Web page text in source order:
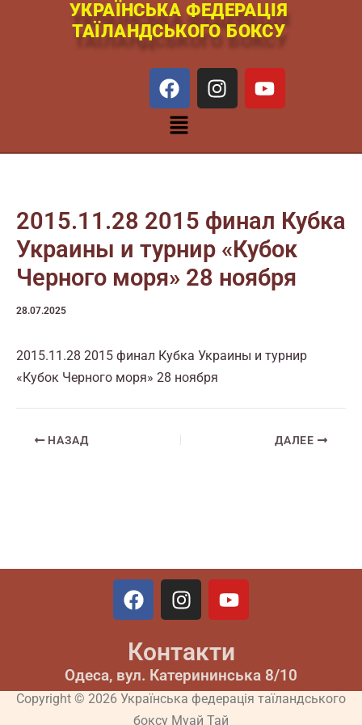
УКРАЇНСЬКА ФЕДЕРАЦІЯ
ТАЇЛАНДСЬКОГО БОКСУ
a
c
e
b
o
n
s
g
m
o
u
b
Меню
2015.11.28 2015 финал Кубка
Украины и турнир «Кубок
Черного моря» 28 ноября
28.07.2025
2015.11.28 2015 финал Кубка Украины и турнир
«Кубок Черного моря» 28 ноября
НАЗАД ДАЛЕЕ
F
a
e
b
o
o
I
n
t
a
g
r
Y
o
t
u
b
e
Контакти
Одеса, вул. Катерининська 8/10
Copyright © 2026 Українська федерація таїландського
боксу Муай Тай